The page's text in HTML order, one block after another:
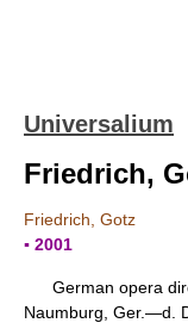
Universalium
Friedrich,
Friedrich, Gotz
▪ 2001
German opera
Naumburg, Ger.—d.